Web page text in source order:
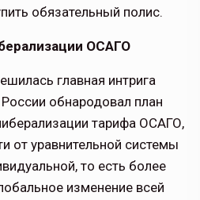
обязательный полис.
ОСАГО
главная интрига
обнародовал план
тарифа ОСАГО,
от уравнительной системы
то есть более
изменение всей